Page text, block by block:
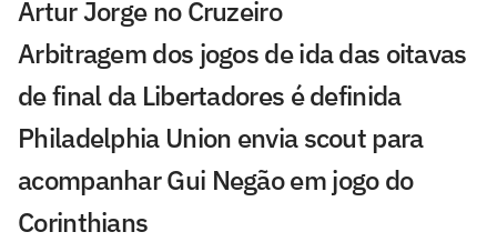
Artur Jorge no Cruzeiro
Arbitragem dos jogos de ida das oitavas
de final da Libertadores é definida
Philadelphia Union envia scout para
acompanhar Gui Negão em jogo do
Corinthians